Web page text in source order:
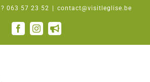
063 57 23 52 contact@visitleglise.be
Facebook
Instagram
Email